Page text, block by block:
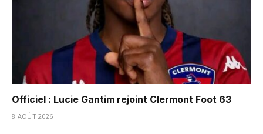
Officiel : Lucie Gantim rejoint Clermont Foot 63
8 AOÛT 2026